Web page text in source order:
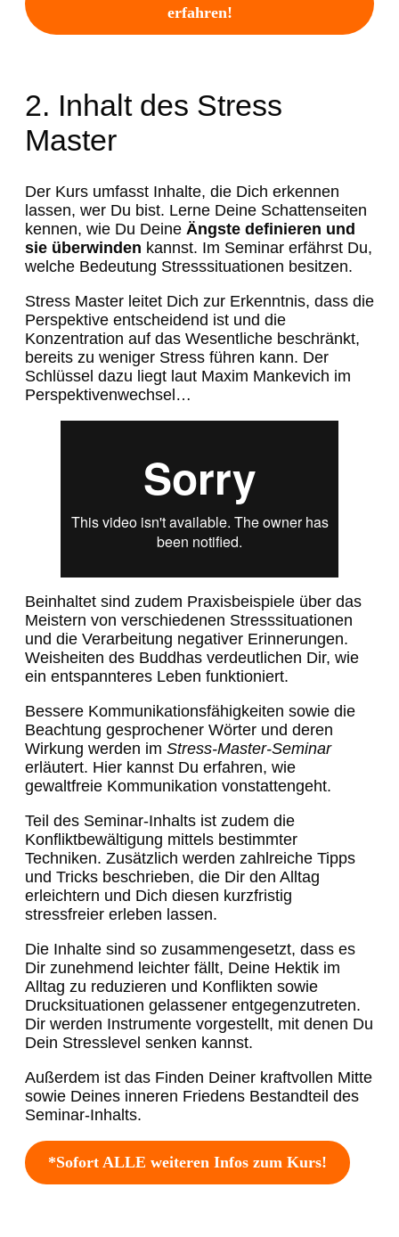
erfahren!
2. Inhalt des Stress
Master
Der Kurs umfasst Inhalte, die Dich erkennen
lassen, wer Du bist. Lerne Deine Schattenseiten
kennen, wie Du Deine Ängste definieren und
sie überwinden kannst. Im Seminar erfährst Du,
welche Bedeutung Stresssituationen besitzen.
Stress Master leitet Dich zur Erkenntnis, dass die
Perspektive entscheidend ist und die
Konzentration auf das Wesentliche beschränkt,
bereits zu weniger Stress führen kann. Der
Schlüssel dazu liegt laut Maxim Mankevich im
Perspektivenwechsel…
Beinhaltet sind zudem Praxisbeispiele über das
Meistern von verschiedenen Stresssituationen
und die Verarbeitung negativer Erinnerungen.
Weisheiten des Buddhas verdeutlichen Dir, wie
ein entspannteres Leben funktioniert.
Bessere Kommunikationsfähigkeiten sowie die
Beachtung gesprochener Wörter und deren
Wirkung werden im Stress-Master-Seminar
erläutert. Hier kannst Du erfahren, wie
gewaltfreie Kommunikation vonstattengeht.
Teil des Seminar-Inhalts ist zudem die
Konfliktbewältigung mittels bestimmter
Techniken. Zusätzlich werden zahlreiche Tipps
und Tricks beschrieben, die Dir den Alltag
erleichtern und Dich diesen kurzfristig
stressfreier erleben lassen.
Die Inhalte sind so zusammengesetzt, dass es
Dir zunehmend leichter fällt, Deine Hektik im
Alltag zu reduzieren und Konflikten sowie
Drucksituationen gelassener entgegenzutreten.
Dir werden Instrumente vorgestellt, mit denen Du
Dein Stresslevel senken kannst.
Außerdem ist das Finden Deiner kraftvollen Mitte
sowie Deines inneren Friedens Bestandteil des
Seminar-Inhalts.
*Sofort ALLE weiteren Infos zum Kurs!